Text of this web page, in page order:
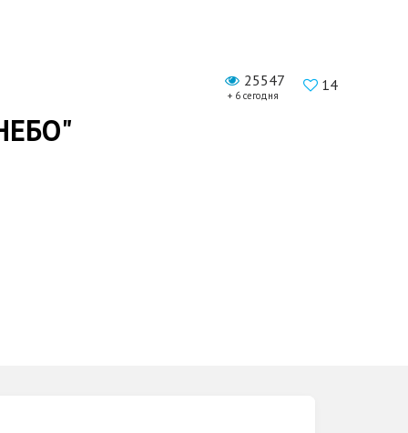
25547
+ 6 сегодня
14